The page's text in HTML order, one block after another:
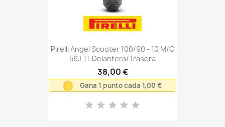
Pirelli Angel Scooter 100/90 - 10 M/C
56J TL Delantera/Trasera
38,00 €
Gana 1 punto cada 1,00 €